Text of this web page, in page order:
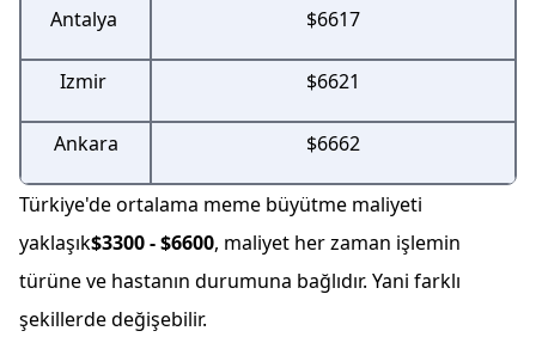
Antalya $6617
Izmir $6621
Ankara $6662
Türkiye'de ortalama meme büyütme maliyeti
yaklaşık$3300 - $6600, maliyet her zaman işlemin
türüne ve hastanın durumuna bağlıdır. Yani farklı
şekillerde değişebilir.